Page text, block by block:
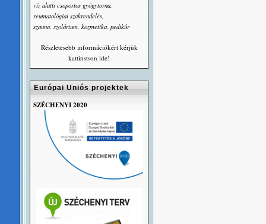
víz alatti csoportos gyógytorna,
reumatológiai szakrendelés,
szauna, szolárium, kozmetika, pedikûr
Részletesebb információkért kérjük
kattinstson ide!
Európai Uniós projektek
SZÉCHENYI 2020